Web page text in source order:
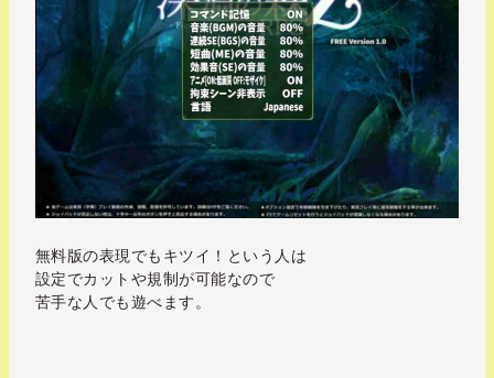
無料版の表現でもキツイ！という人は
設定でカットや規制が可能なので
苦手な人でも遊べます。